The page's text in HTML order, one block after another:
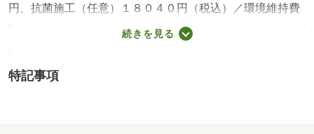
円、抗菌施工（任意）１８０４０円（税込）／環境維持費
５５０円／月、更新手数料１６５００円／２年（税込）／
保証会社利用必：保証料：１１８１９０円（契約内容によ
合／バストイレ別／バルコニー／エアコン／ＴＶインター
続きを見る
特記事項